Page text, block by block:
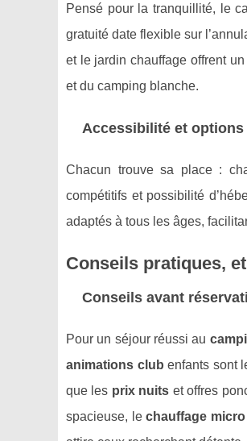
Pensé pour la tranquillité, le
gratuité date flexible sur
et le jardin chauffage offrent
et du camping blanche.
Accessibilité et
Chacun trouve sa place :
compétitifs et possibilité
adaptés à tous les âges,
Conseils pratiques,
Conseils avant
Pour un séjour réussi au
animations club enfants sont
que les prix nuits et offres
spacieuse, lechauffage micro